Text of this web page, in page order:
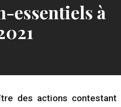
essentiels à
des actions contestant